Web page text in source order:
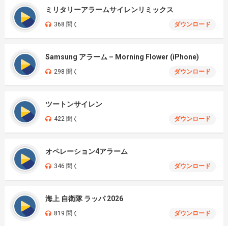
ミリタリーアラームサイレンリミックス
368 聞く ダウンロード
Samsung アラーム – Morning Flower (iPhone)
298 聞く ダウンロード
ツートンサイレン
422 聞く ダウンロード
オペレーション4アラーム
346 聞く ダウンロード
海上 自衛隊 ラッパ 2026
819 聞く ダウンロード